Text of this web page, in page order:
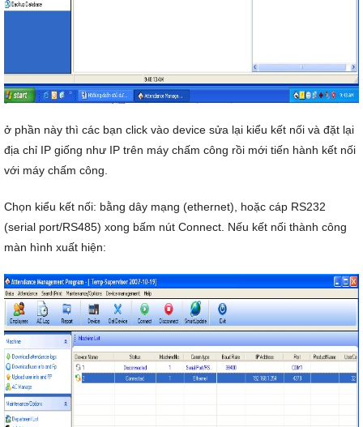
ở phần này thì các bạn click vào device sửa lại kiểu kết nối và đặt lại
địa chỉ IP giống như IP trên máy chấm công rồi mới tiến hành kết nối
với máy chấm công.
Chọn kiểu kết nối: bằng dây mạng (ethernet), hoặc cáp RS232
(serial port/RS485) xong bấm nút Connect. Nếu kết nối thành công
màn hình xuất hiện: